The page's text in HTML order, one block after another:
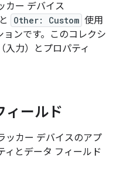
カー デバイス
Other: Custom 使用
ンです。このコレクシ
入力）とプロパティ
ィールド
ッカー デバイスのアプ
ィとデータ フィールド